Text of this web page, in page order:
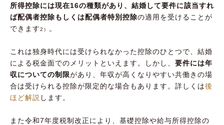
所得控除には現在16の種類があり、結婚して要件に該当すれ
ば配偶者控除もしくは配偶者特別控除の適用を受けることが
できます2） 。
これは独身時代には受けられなかった控除のひとつで、結婚
による税金面でのメリットといえます。しかし、 要件には年
収についての制限があり、年収が高くなりやすい共働きの場
合は受けられる控除が限定的な場合もあります。詳しくは後
ほど解説 します。
また令和7年度税制改正により、基礎控除や給与所得控除の